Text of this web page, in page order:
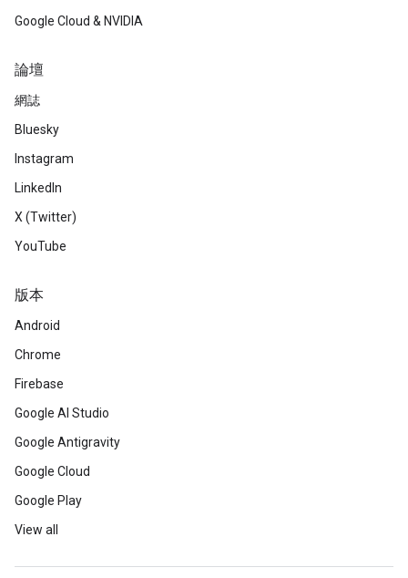
Google Cloud & NVIDIA
論壇
網誌
Bluesky
Instagram
LinkedIn
X (Twitter)
YouTube
版本
Android
Chrome
Firebase
Google AI Studio
Google Antigravity
Google Cloud
Google Play
View all